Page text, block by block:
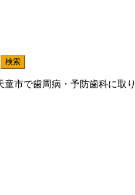
市で歯周病・予防歯科に取